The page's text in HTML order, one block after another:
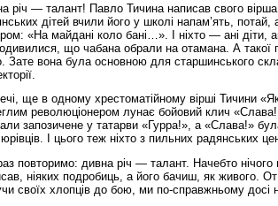
річ — талант! Павло Тичина написав свого
дітей вчили його у школі напам’ять,
«На майдані коло бані…». І ніхто — ані діти,
що чабана обрали на отамана. А такої
Зате вона була основною для старшинського
ще в одному хрестоматійному вірші Тичини
революціонером лунає бойовий клич
запозичене у татарви «Гурра!», а «Слава!»
І цього теж ніхто з пильних радянських
повторимо: дивна річ — талант. Начебто нічого
ніяких подробиць, а його бачиш, як живого. От
своїх хлопців до бою, ми по-справжньому досі